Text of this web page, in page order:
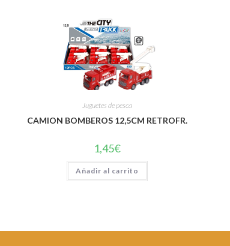
Juguetes de pesca
CAMION BOMBEROS 12,5CM RETROFR.
1,45€
Añadir al carrito